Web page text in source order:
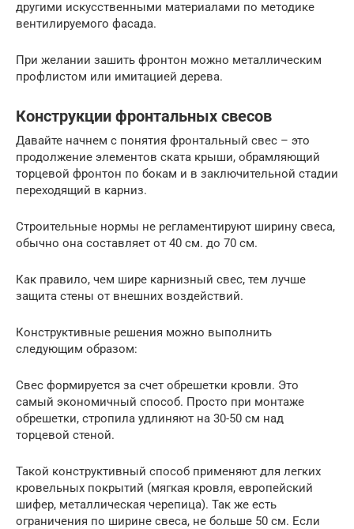
другими искусственными материалами по методике
вентилируемого фасада.
При желании зашить фронтон можно металлическим
профлистом или имитацией дерева.
Конструкции фронтальных свесов
Давайте начнем с понятия фронтальный свес – это
продолжение элементов ската крыши, обрамляющий
торцевой фронтон по бокам и в заключительной стадии
переходящий в карниз.
Строительные нормы не регламентируют ширину свеса,
обычно она составляет от 40 см. до 70 см.
Как правило, чем шире карнизный свес, тем лучше
защита стены от внешних воздействий.
Конструктивные решения можно выполнить
следующим образом:
Свес формируется за счет обрешетки кровли. Это
самый экономичный способ. Просто при монтаже
обрешетки, стропила удлиняют на 30-50 см над
торцевой стеной.
Такой конструктивный способ применяют для легких
кровельных покрытий (мягкая кровля, европейский
шифер, металлическая черепица). Так же есть
ограничения по ширине свеса, не больше 50 см. Если